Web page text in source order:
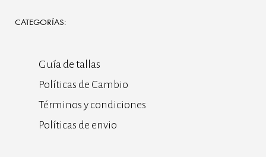
CATEGORÍAS:
Guía de tallas
Políticas de Cambio
Términos y condiciones
Políticas de envio